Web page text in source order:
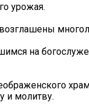
урожая.
на
и молитву.